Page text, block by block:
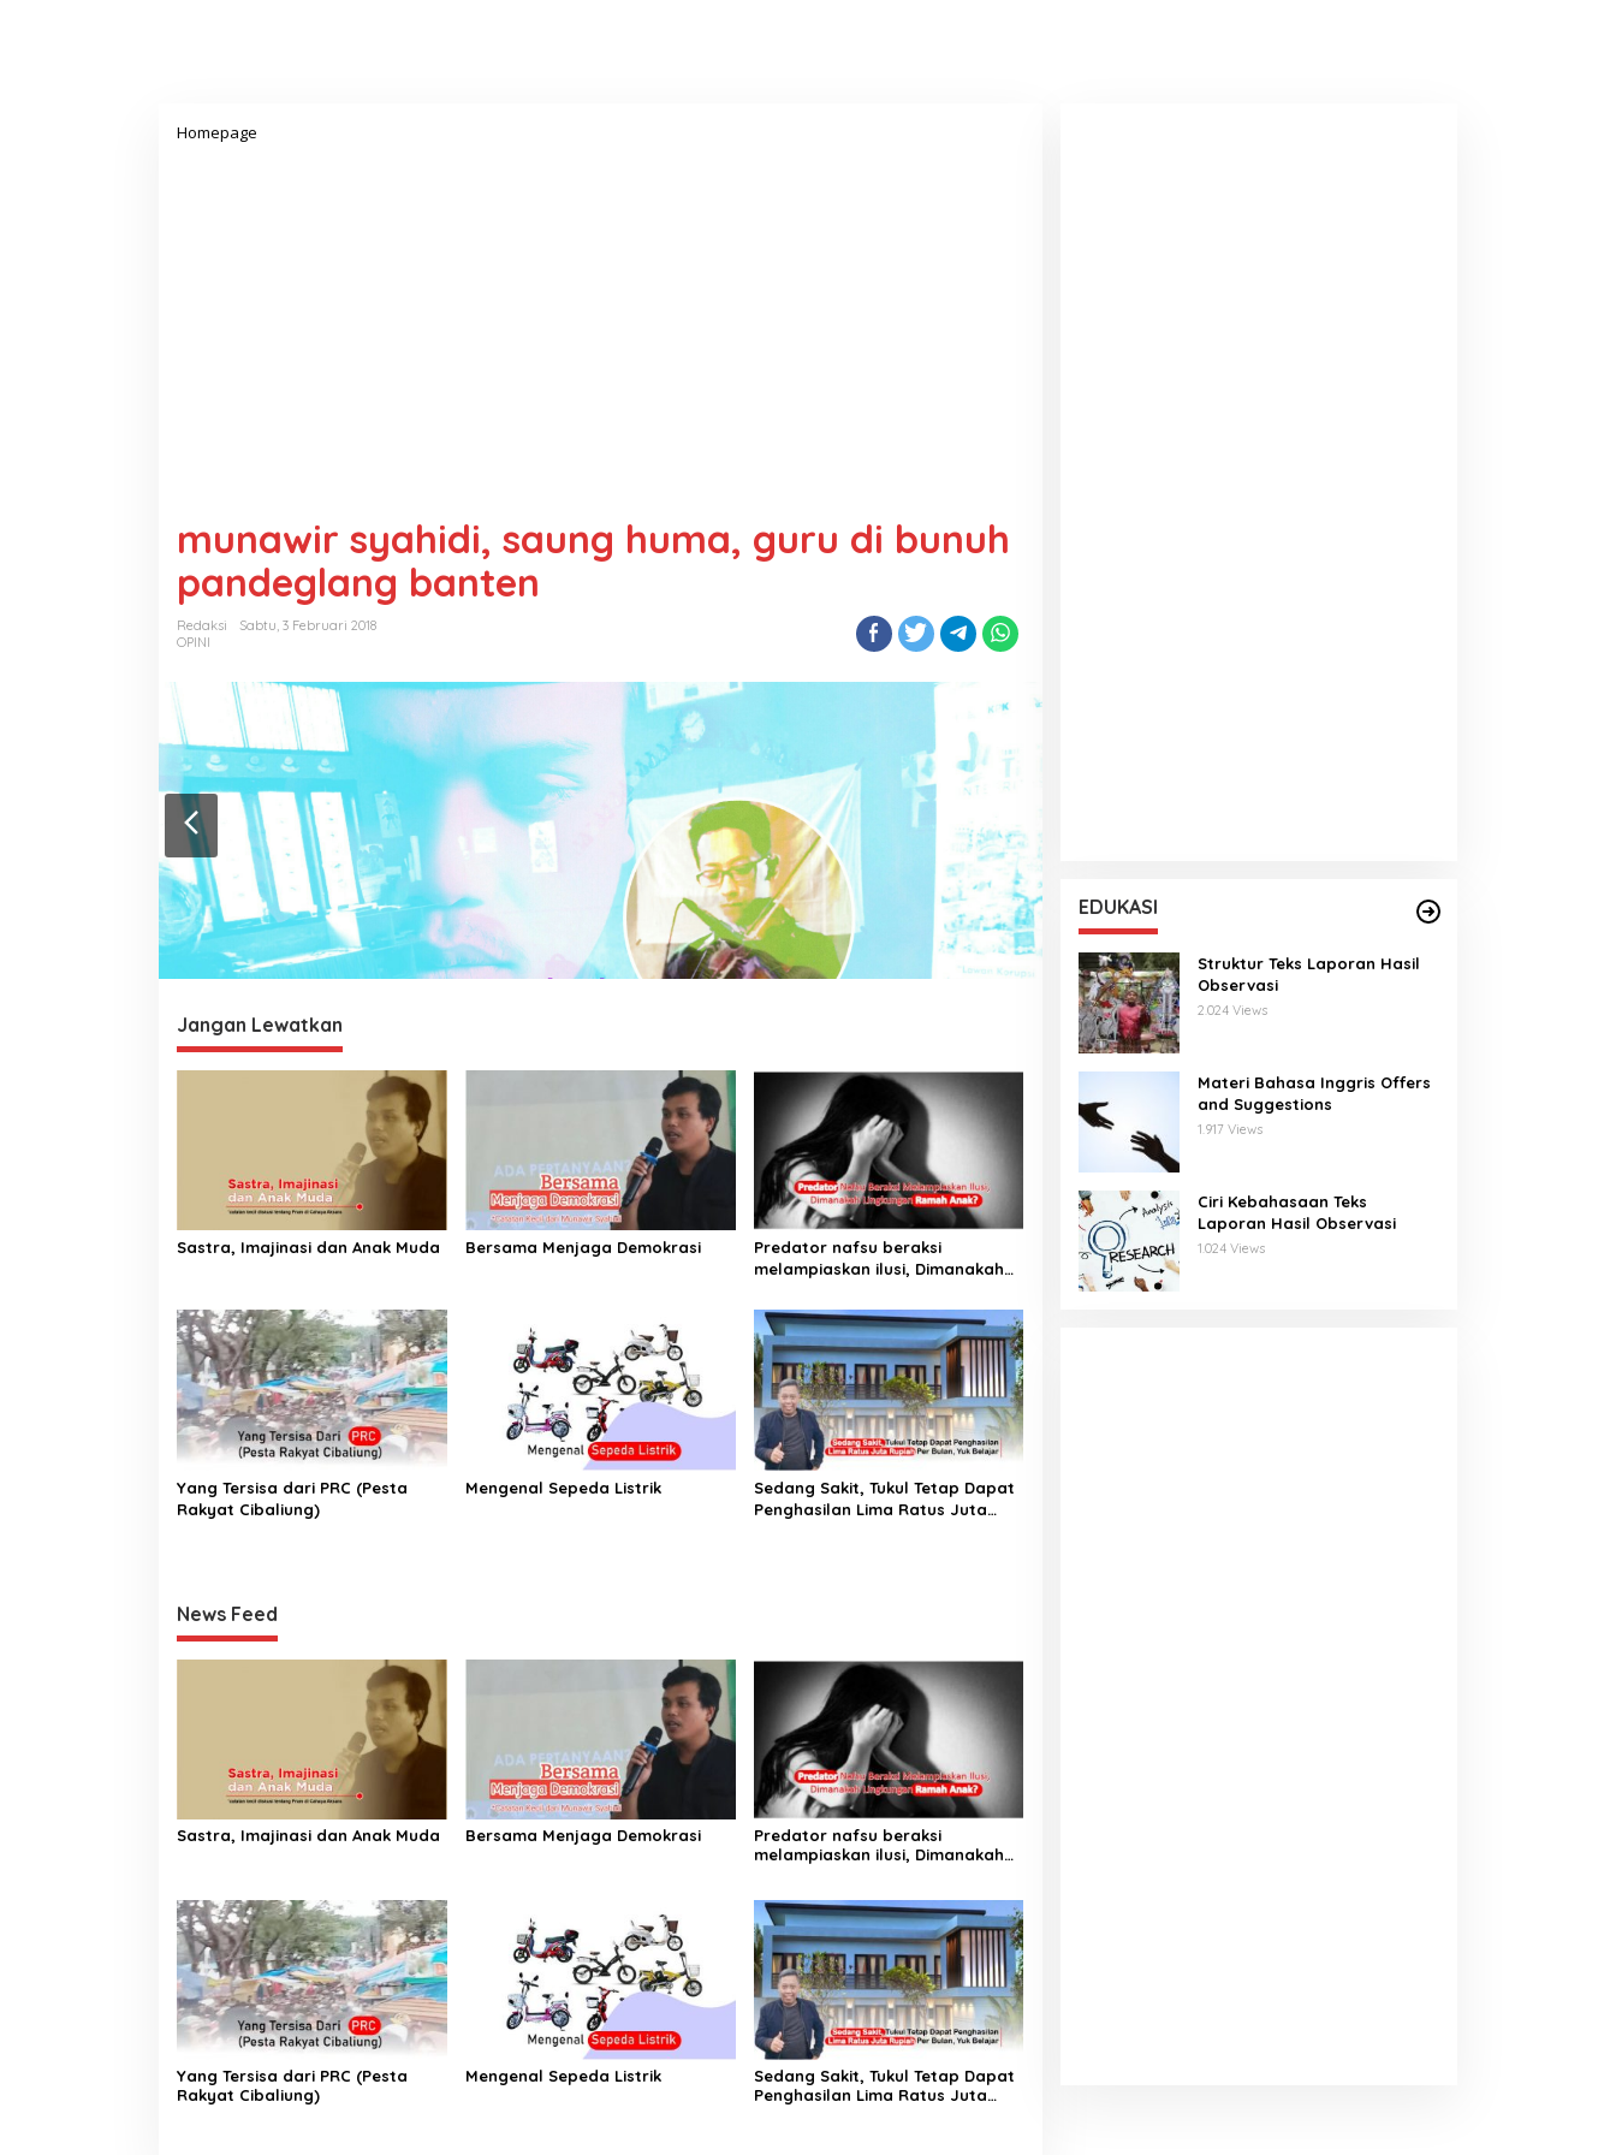
Homepage
munawir syahidi, saung huma, guru di bunuh
pandeglang banten
Redaksi
Sabtu, 3 Februari 2018
OPINI
Jangan Lewatkan
Sastra, Imajinasi dan Anak Muda Bersama Menjaga Demokrasi
Predator nafsu beraksi
melampiaskan ilusi, Dimanakah
Yang Tersisa dari PRC (Pesta
Rakyat Cibaliung)
Mengenal Sepeda Listrik
Sedang Sakit, Tukul Tetap Dapat
Penghasilan Lima Ratus Juta
News Feed
Sastra, Imajinasi dan Anak Muda Bersama Menjaga Demokrasi
Predator nafsu beraksi
melampiaskan ilusi, Dimanakah
Yang Tersisa dari PRC (Pesta
Rakyat Cibaliung)
Mengenal Sepeda Listrik
Sedang Sakit, Tukul Tetap Dapat
Penghasilan Lima Ratus Juta
EDUKASI
Struktur Teks Laporan Hasil
Observasi
2.024 Views
Materi Bahasa Inggris Offers
and Suggestions
1.917 Views
Ciri Kebahasaan Teks
Laporan Hasil Observasi
1.024 Views